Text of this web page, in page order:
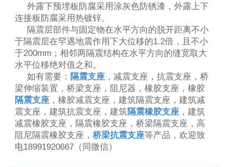
外露下预埋板防腐采用涂灰色防锈漆，外露上下
连接板防腐采用热镀锌。
隔震层部件与固定物在水平方向的脱开距离不小
于隔震层在罕遇地震作用下大位移的1.2倍，且不小
于200mm；相邻两隔震结构在水平方向的缝宽取大
水平位移绝对值之和。
如有需要： 隔震支座 ，减震支座，抗震支座，桥
梁伸缩装置，桥梁支座，阻尼器，橡胶支座，橡胶
隔震支座 ，橡胶减震支座，建筑隔震支座，建筑减
震支座，建筑抗震支座，建筑隔震橡胶支座 ，建筑
减震橡胶支座，隔震橡胶支座，桥梁隔震支座，高
阻尼隔震橡胶支座，桥梁抗震支座等产品，欢迎致
电18991920667（同微信）